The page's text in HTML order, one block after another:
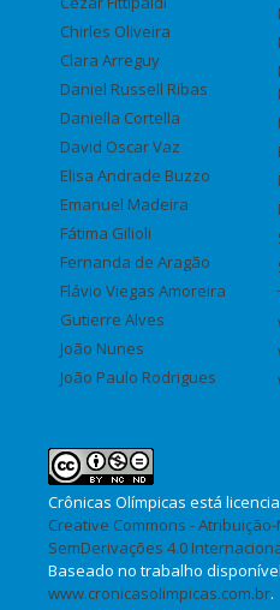
Chirles Oliveira
Clara Arreguy
Daniel Russell Ribas
Daniella Cortella
David Oscar Vaz
Elisa Andrade Buzzo
Emanuel Madeira
Fátima Gilioli
Fernanda de Aragão
Flávio Viegas Amoreira
Gutierre Alves
João Nunes
João Paulo Rodrigues
Crônicas Olímpicas está
Creative Commons -
SemDerivações 4.0
Baseado no trabalho
www.cronicasolimpicas.com.br.